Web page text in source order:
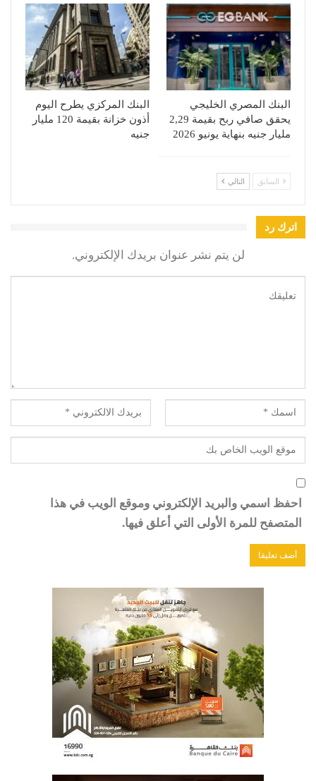
البنك المصري الخليجي
يحقق صافي ربح بقيمة 2,29
مليار جنيه بنهاية يونيو 2026
البنك المركزي يطرح اليوم
أذون خزانة بقيمة 120 مليار
جنيه
السابق التالي
اترك رد
لن يتم نشر عنوان بريدك الإلكتروني.
احفظ اسمي والبريد الإلكتروني وموقع الويب في هذا
المتصفح للمرة الأولى التي أعلق فيها.